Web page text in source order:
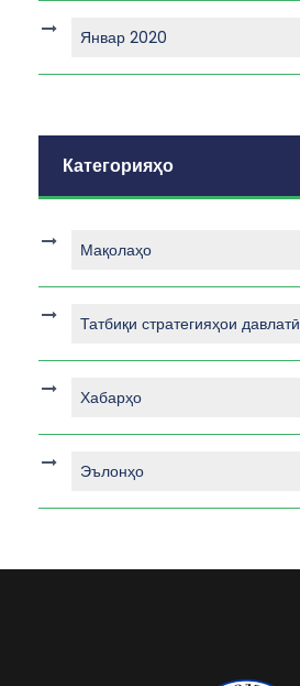
Январ 2020
Категорияҳо
Мақолаҳо
Татбиқи стратегияҳои давлатӣ
Хабарҳо
Эълонҳо